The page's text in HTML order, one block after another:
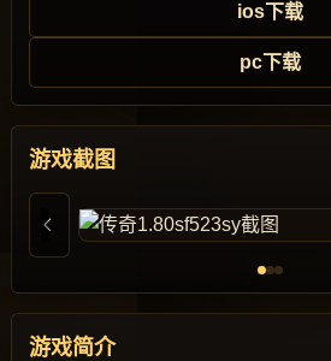
ios下载
pc下载
游戏截图
游戏简介